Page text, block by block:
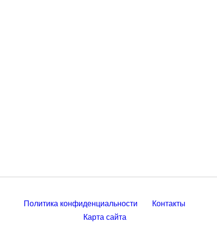
Политика конфиденциальности
Контакты
Карта сайта